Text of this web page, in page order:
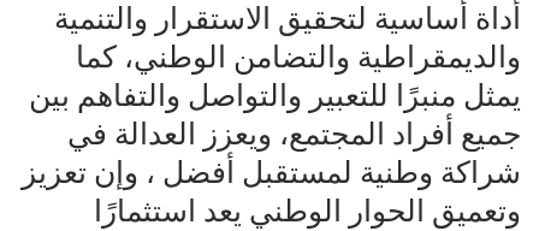
أداة أساسية لتحقيق الاستقرار والتنمية
والديمقراطية والتضامن الوطني، كما
يمثل منبرًا للتعبير والتواصل والتفاهم بين
جميع أفراد المجتمع، ويعزز العدالة في
شراكة وطنية لمستقبل أفضل ، وإن تعزيز
وتعميق الحوار الوطني يعد استثمارًا